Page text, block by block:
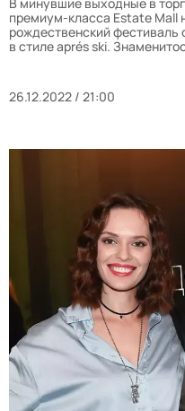
В минувшие выходные в
премиум-класса Estate Mall
рождественский
в стиле aprés ski.
26.12.2022 / 21:00